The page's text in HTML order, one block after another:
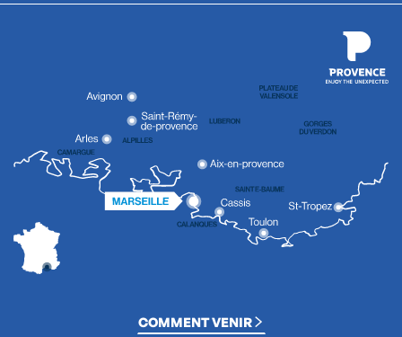
COMMENT VENIR